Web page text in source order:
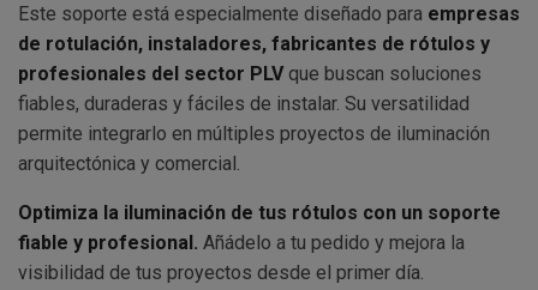
Este soporte está especialmente diseñado para empresas
de rotulación, instaladores, fabricantes de rótulos y
profesionales del sector PLVque buscan soluciones
fiables, duraderas y fáciles de instalar. Su versatilidad
permite integrarlo en múltiples proyectos de iluminación
arquitectónica y comercial.
Optimiza la iluminación de tus rótulos con un soporte
fiable y profesional. Añádelo a tu pedido y mejora la
visibilidad de tus proyectos desde el primer día.